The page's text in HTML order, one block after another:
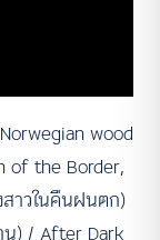
เขาเช่นผม
wood
of the Border,
าวในคืนฝนตก)
น) / After Dark